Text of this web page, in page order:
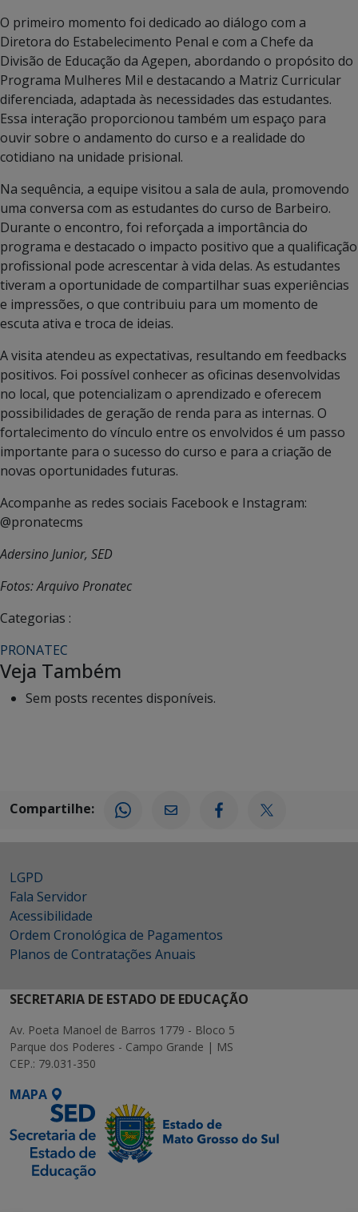
O primeiro momento foi dedicado ao diálogo com a
Diretora do Estabelecimento Penal e com a Chefe da
Divisão de Educação da Agepen, abordando o propósito do
Programa Mulheres Mil e destacando a Matriz Curricular
diferenciada, adaptada às necessidades das estudantes.
Essa interação proporcionou também um espaço para
ouvir sobre o andamento do curso e a realidade do
cotidiano na unidade prisional.
Na sequência, a equipe visitou a sala de aula, promovendo
uma conversa com as estudantes do curso de Barbeiro.
Durante o encontro, foi reforçada a importância do
programa e destacado o impacto positivo que a qualificação
profissional pode acrescentar à vida delas. As estudantes
tiveram a oportunidade de compartilhar suas experiências
e impressões, o que contribuiu para um momento de
escuta ativa e troca de ideias.
A visita atendeu as expectativas, resultando em feedbacks
positivos. Foi possível conhecer as oficinas desenvolvidas
no local, que potencializam o aprendizado e oferecem
possibilidades de geração de renda para as internas. O
fortalecimento do vínculo entre os envolvidos é um passo
importante para o sucesso do curso e para a criação de
novas oportunidades futuras.
Acompanhe as redes sociais Facebook e Instagram:
@pronatecms
Adersino Junior, SED
Fotos: Arquivo Pronatec
Categorias :
PRONATEC
Veja Também
Sem posts recentes disponíveis.
Compartilhe:
LGPD
Fala Servidor
Acessibilidade
Ordem Cronológica de Pagamentos
Planos de Contratações Anuais
SECRETARIA DE ESTADO DE EDUCAÇÃO
Av. Poeta Manoel de Barros 1779 - Bloco 5
Parque dos Poderes - Campo Grande | MS
CEP.: 79.031-350
MAPA